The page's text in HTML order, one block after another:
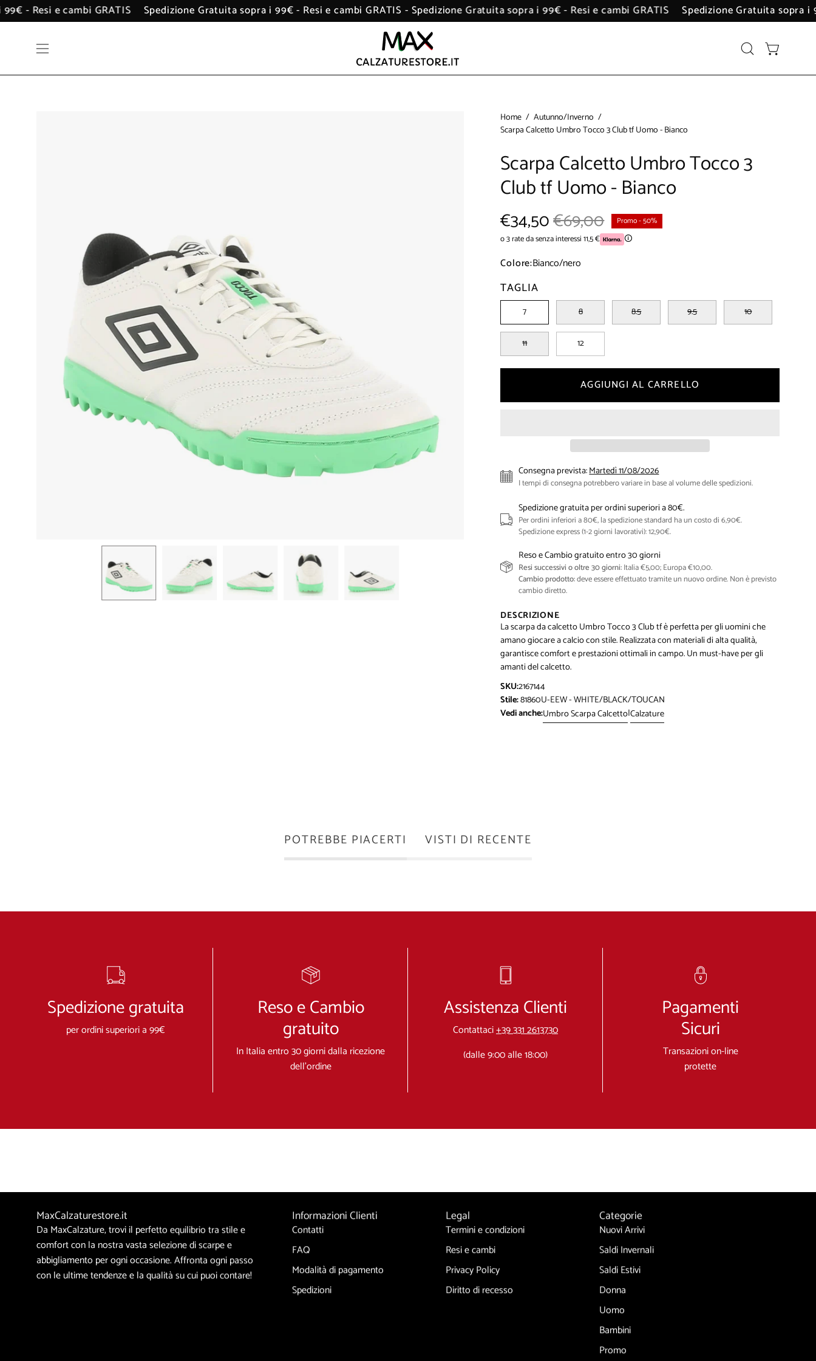
Salta
al
i 99€ - Resi e cambi GRATIS Spedizione Gratuita sopra i 99€ - Resi e cambi GRATIS - Spedizione Gratuita sopra i 99€ - Resi e cambi GRATIS Spedizione Gratuita
Apri
menu
Apri
APRI
Home / Autunno/Inverno /
Scarpa Calcetto Umbro Tocco 3 Club tf Uomo - Bianco
Scarpa Calcetto Umbro Tocco 3
Club tf Uomo - Bianco
€34,50€69,00 Promo-50%
o 3 rate da senza interessi 11,5 € 🛈
Colore:Bianco/nero
TAGLIA
7 8 8.5 9.5 10
11 12
AGGIUNGI AL CARRELLO
Consegna prevista:Martedì 11/08/2026
I tempi di consegna potrebbero variare in base al volume delle spedizioni.
Spedizione gratuita per ordini superiori a 80€.
Per ordini inferiori a 80€, la spedizione standard ha un costo di 6,90€.
Spedizione express (1-2 giorni lavorativi): 12,90€.
Reso e Cambio gratuito entro 30 giorni
Resi successivi o oltre 30 giorni:Italia €5,00; Europa €10,00.
Cambio prodotto:deve essere effettuato tramite un nuovo ordine. Non è previsto
cambio diretto.
DESCRIZIONE
La scarpa da calcetto Umbro Tocco 3 Club tf è perfetta per gli uomini che
amano giocare a calcio con stile. Realizzata con materiali di alta qualità,
garantisce comfort e prestazioni ottimali in campo. Un must-have per gli
amanti del calcetto.
SKU:2167144
Stile:81860U-EEW - WHITE/BLACK/TOUCAN
Vedi anche:Umbro Scarpa Calcetto|Calzature
POTREBBE PIACERTI VISTI DI RECENTE
Spedizione gratuita
per ordini superiori a 99€
Reso e Cambio
gratuito
In Italia entro 30 giorni dalla ricezione
dell'ordine
Assistenza Clienti
Contattaci+39 331 2613730
(dalle 9:00 alle 18:00)
Pagamenti
Sicuri
Transazioni on-line
protette
MaxCalzaturestore.it
Da MaxCalzature, trovi il perfetto equilibrio tra stile e
comfort con la nostra vasta selezione di scarpe e
abbigliamento per ogni occasione. Affronta ogni passo
con le ultime tendenze e la qualità su cui puoi contare!
Informazioni Clienti
Contatti
FAQ
Modalità di pagamento
Spedizioni
Legal
Termini e condizioni
Resi e cambi
Privacy Policy
Diritto di recesso
Categorie
Nuovi Arrivi
Saldi Invernali
Saldi Estivi
Donna
Uomo
Bambini
Promo